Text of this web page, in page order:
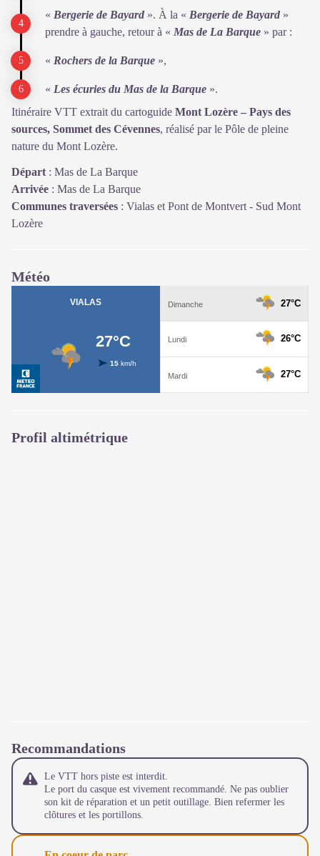
« Bergerie de Bayard ». À la « Bergerie de Bayard »
prendre à gauche, retour à « Mas de La Barque » par :
« Rochers de la Barque »,
« Les écuries du Mas de la Barque ».
Itinéraire VTT extrait du cartoguide Mont Lozère – Pays des
sources, Sommet des Cévennes, réalisé par le Pôle de pleine
nature du Mont Lozère.
Départ : Mas de La Barque
Arrivée : Mas de La Barque
Communes traversées : Vialas et Pont de Montvert - Sud Mont
Lozère
Météo
Profil altimétrique
Recommandations
Le VTT hors piste est interdit.
Le port du casque est vivement recommandé. Ne pas oublier
son kit de réparation et un petit outillage. Bien refermer les
clôtures et les portillons.